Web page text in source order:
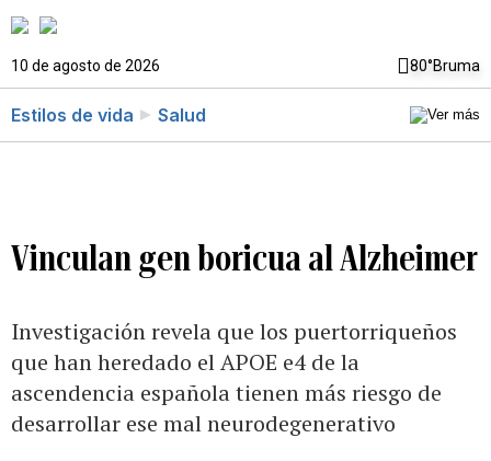
10 de agosto de 2026 80°Bruma
Estilos de vida Salud
Vinculan gen boricua al Alzheimer
Investigación revela que los puertorriqueños
que han heredado el APOE e4 de la
ascendencia española tienen más riesgo de
desarrollar ese mal neurodegenerativo